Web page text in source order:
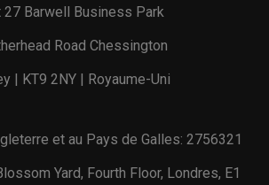
27 Barwell Business Park
Road Chessington
| KT9 2NY | Royaume-Uni
et au Pays de Galles: 2756321
Yard, Fourth Floor, Londres, E1